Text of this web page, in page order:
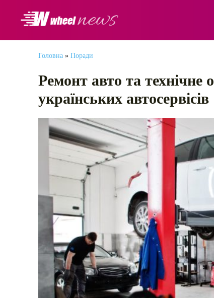
Головна » Поради
Ремонт авто та технічне
українських автосервісів